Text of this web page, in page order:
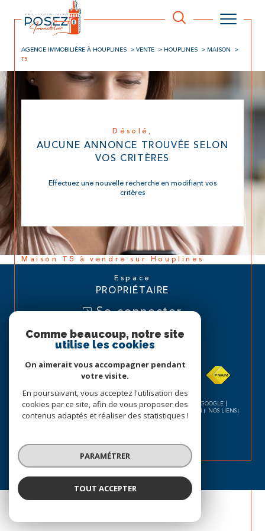
AGENCE IMMOBILIÈRE À HOUPLINES VENTE HOUPLINES
MAISON
T5
Désolé,
AUCUNE ANNONCE TROUVÉE SELON
VOS CRITÈRES
Effectuez une nouvelle recherche en modifiant vos
critères
Maison T5 à vendre sur Houplines
Espace
PROPRIÉTAIRE
Se connecter
Nous
© 2026 | TOUS DROITS RÉSERVÉS | TRADUCTION POWERED BY GOOGLE |
NOS HONORAIRES
PLAN DU SITE MENTIONS LÉGALES ADMIN
NOS LIENS
POLITIQUE RGPD
COOKIES
Comme beaucoup, notre site
utilise les cookies
On aimerait vous accompagner pendant
votre visite.
En poursuivant, vous acceptez l'utilisation des
cookies par ce site, afin de vous proposer des
contenus adaptés et réaliser des statistiques !
PARAMÉTRER
TOUT ACCEPTER